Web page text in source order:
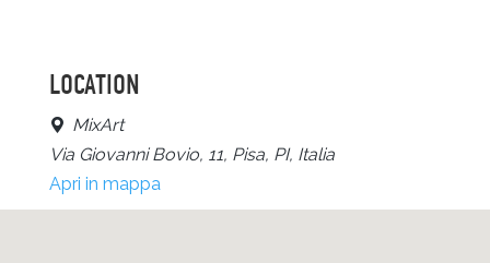
LOCATION
MixArt
Via Giovanni Bovio, 11, Pisa, PI, Italia
Apri in mappa